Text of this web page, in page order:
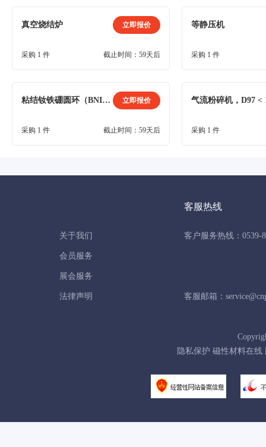
真空烧结炉 立即报价
采购 1 件 截止时间：59天后
等静压机
采购 1 件
粘结钕铁硼圆环（BNI-5），电泳涂层 立即报价
采购 1 件 截止时间：59天后 采购 1 件
关于我们
会员服务
展会服务
法律声明
客服热线
客户服务热线：0539-
客服邮箱：
隐私保护 磁性材料在线